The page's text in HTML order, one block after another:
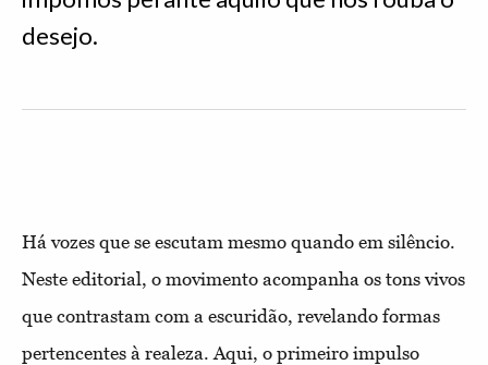
desejo.
Há vozes que se escutam mesmo quando em silêncio.
Neste editorial, o movimento acompanha os tons vivos
que contrastam com a escuridão, revelando formas
pertencentes à realeza. Aqui, o primeiro impulso